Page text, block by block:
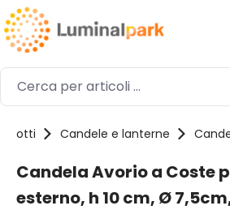
Passa al contenuto principale
Candele e lanterne
Candela Avorio a Coste
esterno, h 10 cm, Ø